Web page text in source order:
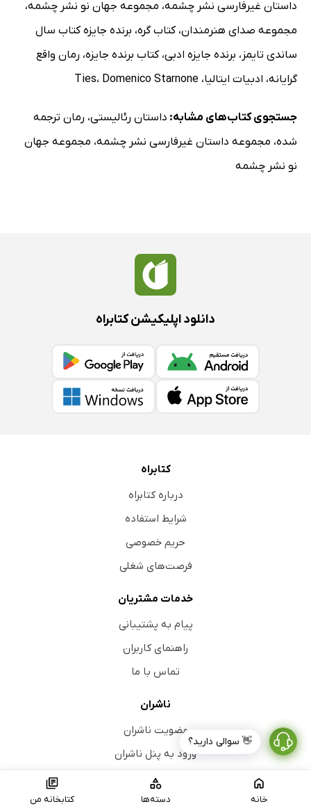
خانه دسته‌ها کتابخانه من
داستان غیرفارسی نشر چشمه، مجموعه جهان نو نشر چشمه،
مجموعه صدای هنرمندان،کتاب گره، برنده جایزه کتاب سال
ساندی تایمز ، برنده جایزه ادبی،کتاب برنده جایزه، رمان واقع
گرایانه، ادبیات ایتالیا، Ties، Domenico Starnone
جستجوی کتاب‌های مشابه: داستان رئالیستی، رمان ترجمه
شده، مجموعه داستان غیرفارسی نشر چشمه، مجموعه جهان
نو نشر چشمه
👋 سوالی دارید؟
دانلود اپلیکیشن کتابراه
کتابراه
درباره کتابراه
شرایط استفاده
حریم خصوصی
فرصت‌های شغلی
خدمات مشتریان
پیام به پشتیبانی
راهنمای کاربران
تماس با ما
ناشران
عضویت ناشران
ورود به پنل ناشران
فهرست ناشران